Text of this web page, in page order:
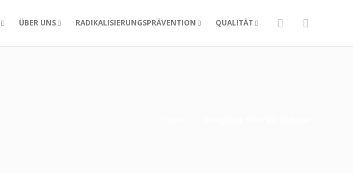
ÜBER UNS RADIKALISIERUNGSPRÄVENTION QUALITÄT